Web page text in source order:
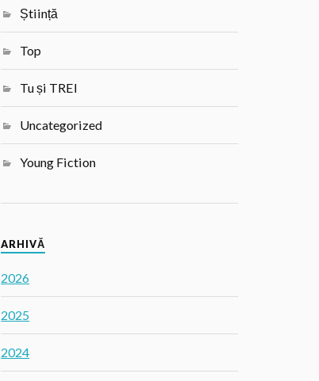
Știință
Top
Tu și TREI
Uncategorized
Young Fiction
ARHIVĂ
2026
2025
2024